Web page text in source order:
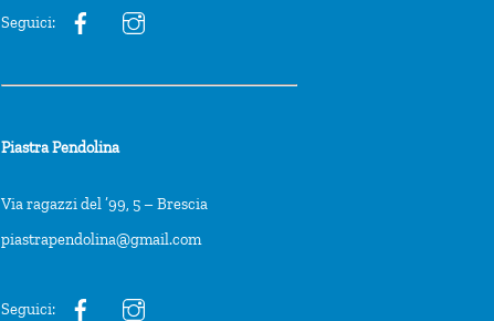
Seguici:
Piastra Pendolina
Via ragazzi del ’99, 5 – Brescia
piastrapendolina@gmail.com
Seguici: